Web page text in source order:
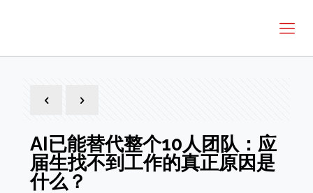
AI已能替代整个10人团队：应
届生找不到工作的真正原因是
什么？